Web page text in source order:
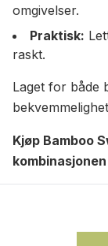
omgivelser.
Praktisk:
raskt.
Laget for både
Kjøp Bamboo